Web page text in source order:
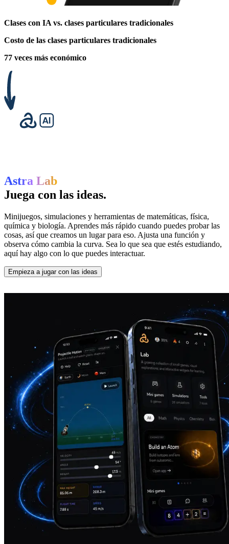
Clases con IA vs. clases particulares tradicionales
Costo de las clases particulares tradicionales
77 veces más económico
Astra Lab
Juega con las ideas.
Minijuegos, simulaciones y herramientas de matemáticas, física,
química y biología. Aprendes más rápido cuando puedes probar las
cosas, así que creamos un lugar para eso. Ajusta una función y
observa cómo cambia la curva. Sea lo que sea que estés estudiando,
aquí hay algo con lo que puedes interactuar.
Empieza a jugar con las ideas